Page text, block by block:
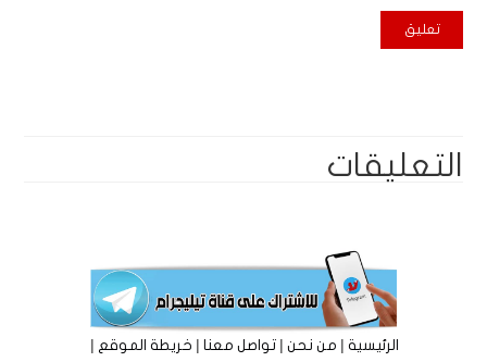
التعليقات
الرئيسية|من نحن|تواصل معنا|خريطة الموقع |